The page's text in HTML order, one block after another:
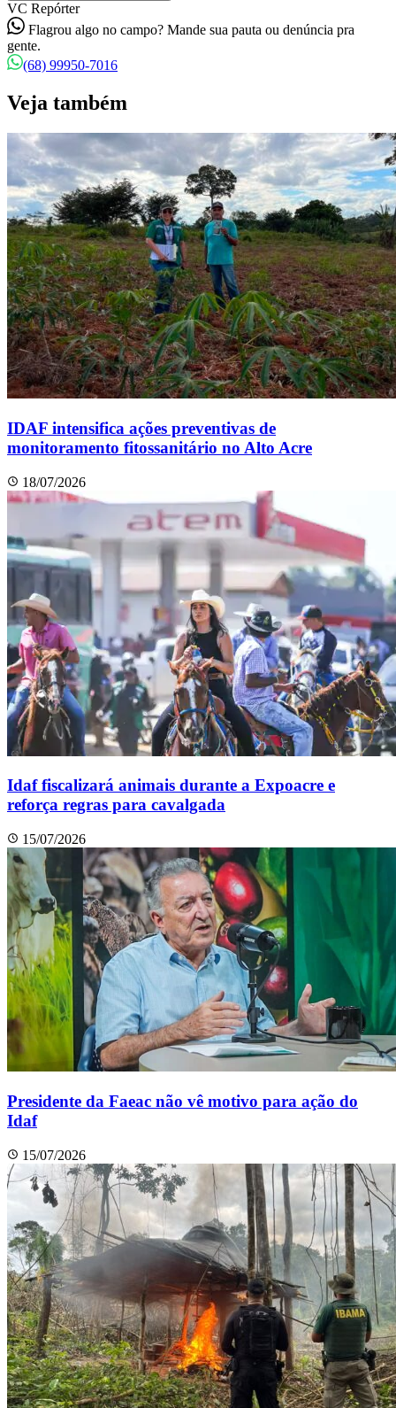
VC Repórter
Flagrou algo no campo? Mande sua pauta ou denúncia pra
gente.
(68) 99950-7016
Veja também
IDAF intensifica ações preventivas de
monitoramento fitossanitário no Alto Acre
18/07/2026
Idaf fiscalizará animais durante a Expoacre e
reforça regras para cavalgada
15/07/2026
Presidente da Faeac não vê motivo para ação do
Idaf
15/07/2026